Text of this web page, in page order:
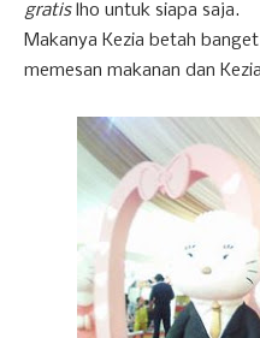
gratislho untuk siapa saja.
Makanya Kezia betah
memesan makanan dan